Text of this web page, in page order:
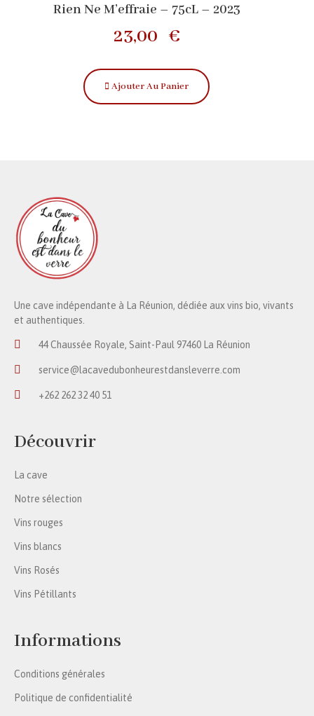
Rien Ne M’effraie – 75cL – 2023
23,00 €
Ajouter Au Panier
Une cave indépendante à La Réunion, dédiée aux vins bio, vivants
et authentiques.
44 Chaussée Royale, Saint-Paul 97460 La Réunion
service@lacavedubonheurestdansleverre.com
+262 262 32 40 51
Découvrir
La cave
Notre sélection
Vins rouges
Vins blancs
Vins Rosés
Vins Pétillants
Informations
Conditions générales
Politique de confidentialité